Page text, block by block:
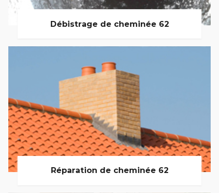
Débistrage de cheminée 62
Réparation de cheminée 62